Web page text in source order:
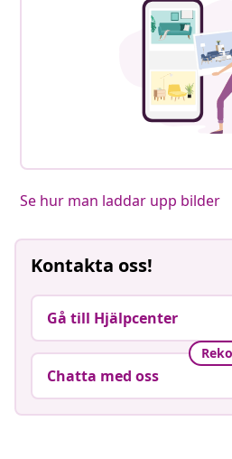
Se hur man laddar upp bilder
Kontakta oss!
Gå till Hjälpcenter
Chatta med oss